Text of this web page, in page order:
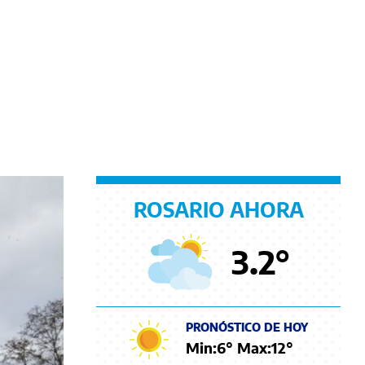
ROSARIO AHORA
3.2°
PRONÓSTICO DE HOY
Min:6° Max:12°